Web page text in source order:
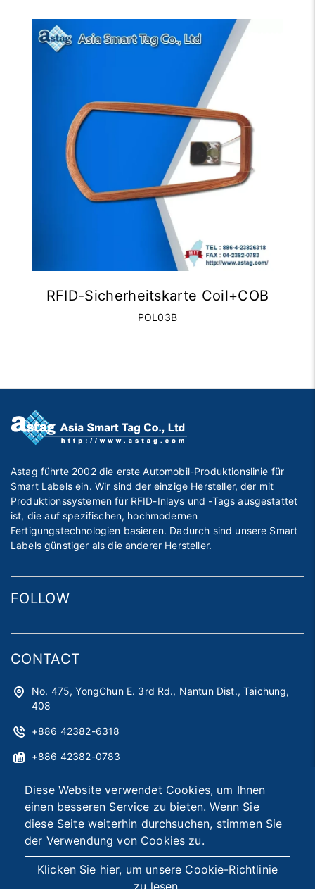
RFID-Sicherheitskarte Coil+COB
POL03B
Diese Website verwendet Cookies, um Ihnen
einen besseren Service zu bieten. Wenn Sie
diese Seite weiterhin durchsuchen, stimmen Sie
der Verwendung von Cookies zu.
Klicken Sie hier, um unsere Cookie-Richtlinie
zu lesen.
Astag führte 2002 die erste Automobil-Produktionslinie für
Smart Labels ein. Wir sind der einzige Hersteller, der mit
Produktionssystemen für RFID-Inlays und -Tags ausgestattet
ist, die auf spezifischen, hochmodernen
Fertigungstechnologien basieren. Dadurch sind unsere Smart
Labels günstiger als die anderer Hersteller.
FOLLOW
CONTACT
No. 475, YongChun E. 3rd Rd., Nantun Dist., Taichung,
408
+886 42382-6318
+886 42382-0783
roger@astag.com
2026 © Asia Smart Tag Co., Ltd. Designed by首岳資訊
Seitenübersicht